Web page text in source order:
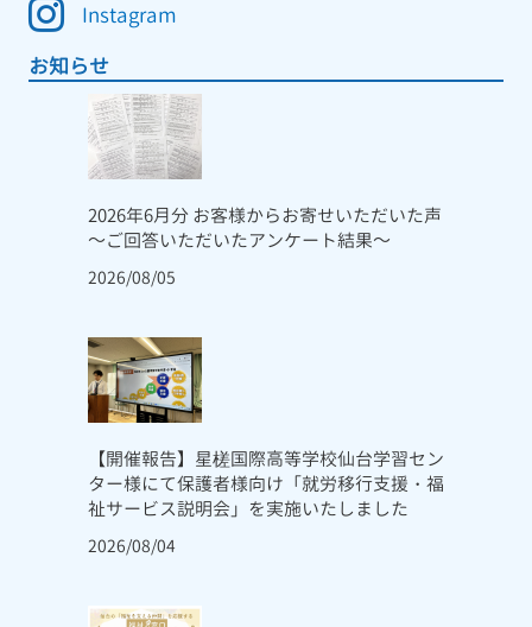
Instagram
お知らせ
2026年6月分 お客様からお寄せいただいた声
～ご回答いただいたアンケート結果～
2026/08/05
【開催報告】星槎国際高等学校仙台学習セン
ター様にて保護者様向け「就労移行支援・福
祉サービス説明会」を実施いたしました
2026/08/04